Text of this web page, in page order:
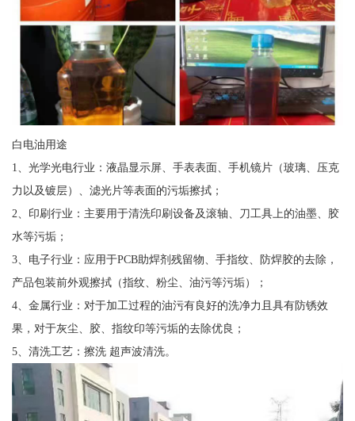
白电油用途
1、光学光电行业：液晶显示屏、手表表面、手机镜片（玻璃、压克
力以及镀层）、滤光片等表面的污垢擦拭；
2、印刷行业：主要用于清洗印刷设备及滚轴、刀工具上的油墨、胶
水等污垢；
3、电子行业：应用于PCB助焊剂残留物、手指纹、防焊胶的去除，
产品包装前外观擦拭（指纹、粉尘、油污等污垢）；
4、金属行业：对于加工过程的油污有良好的洗净力且具有防锈效
果，对于灰尘、胶、指纹印等污垢的去除优良；
5、清洗工艺：擦洗 超声波清洗。